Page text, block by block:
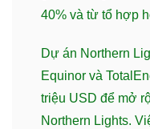
40% và từ tổ hợp
Dự án Northern
Equinor và
triệu USD để mở
Northern Lights.